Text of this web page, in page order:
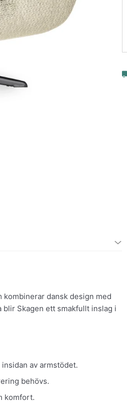
kombinerar dansk design med
Skagen ett smakfullt inslag i
av armstödet.
behövs.
komfort.